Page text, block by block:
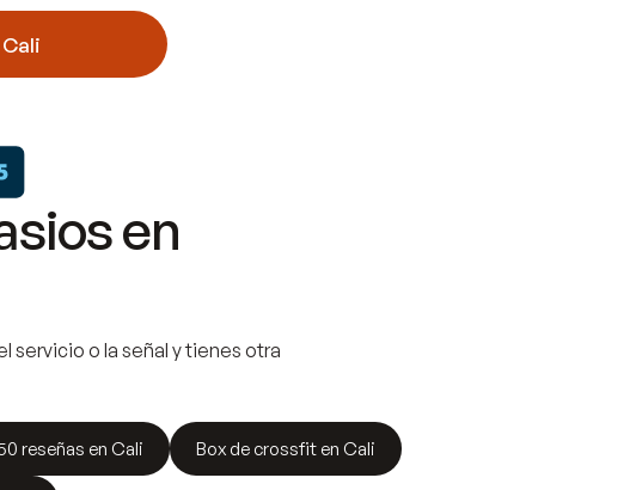
en
servicio o la señal y tienes otra
reseñas en Cali Box de crossfit en Cali